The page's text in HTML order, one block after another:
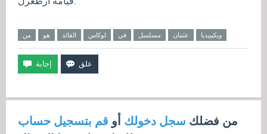
من هو القائد لوكاس في مسلسل عثمان ويكيبيديا
من فضلك سجل دخولك أو قم بتسجيل حساب